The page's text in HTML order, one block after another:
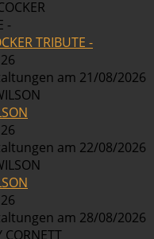
TRIBUTE -
am 21/08/2026
am 22/08/2026
am 28/08/2026